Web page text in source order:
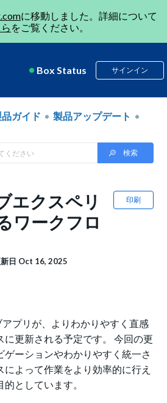
に移動しました。詳細について
をご覧ください。
Box Status サインイン
ガイド
製品アップデート
印刷
エクスペリ
ワークフロ
日 Oct 16, 2025
プリが、よりわかりやすく直感
に更新される予定です。 今回の更
ゲーションやわかりやすく統一さ
よって作業をより効率的に行え
としています。